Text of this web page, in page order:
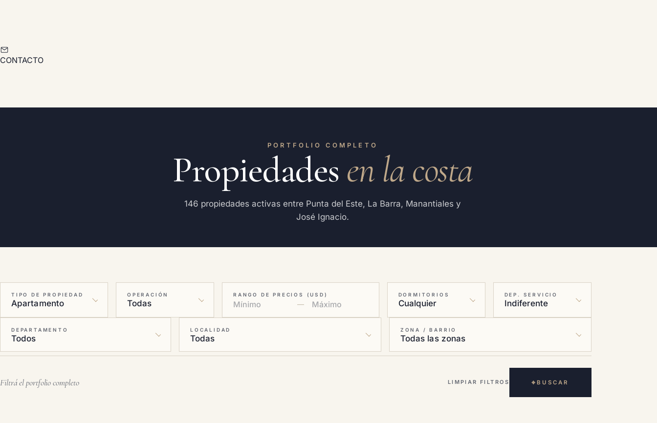
CONTACTO
PORTFOLIO COMPLETO
Propiedades en la costa
146 propiedades activas entre Punta del Este, La Barra, Manantiales y
José Ignacio.
TIPO DE PROPIEDAD OPERACIÓN RANGO DE PRECIOS (USD)
—
DORMITORIOS DEP. SERVICIO
DEPARTAMENTO LOCALIDAD ZONA / BARRIO
Filtrá el portfolio completo LIMPIAR FILTROS ⌖BUSCAR